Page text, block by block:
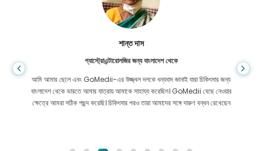
শান্ত দাস
গ্যাস্ট্রোএন্টারোলজির জন্য বাংলাদেশ থেকে
আমি আমার ছেলে এবং GoMedii-এর উজ্জ্বল দলকে ধন্যবাদ জানাই যারা চিকিৎসার জন্য
বাংলাদেশ থেকে ভারতে আমার যাত্রায় আমাকে সাহায্য করেছিল। GoMedii বেছে নেওয়ার
ক্ষেত্রে আমরা সঠিক পছন্দ করেছি। চিকিৎসার পরও তারা আমাদের সঙ্গে দারুণ বন্ধন রেখেছেন